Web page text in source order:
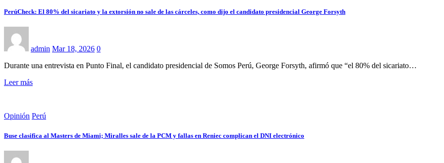
PerúCheck: El 80% del sicariato y la extorsión no sale de las cárceles, como dijo el candidato presidencial George Forsyth
admin Mar 18, 2026 0
Durante una entrevista en Punto Final, el candidato presidencial de Somos Perú, George Forsyth, afirmó que “el 80% del sicariato…
Leer más
Opinión Perú
Buse clasifica al Masters de Miami; Miralles sale de la PCM y fallas en Reniec complican el DNI electrónico